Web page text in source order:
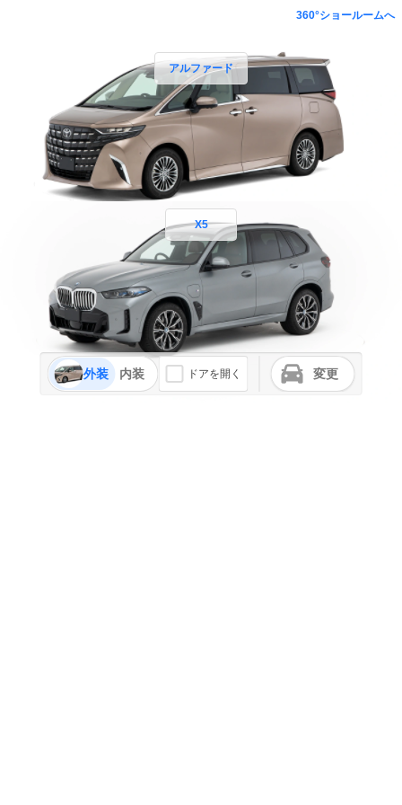
360°ショールームへ
アルファード
X5
外装 内装 ドアを開く 変更